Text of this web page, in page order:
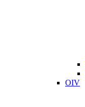
OIV